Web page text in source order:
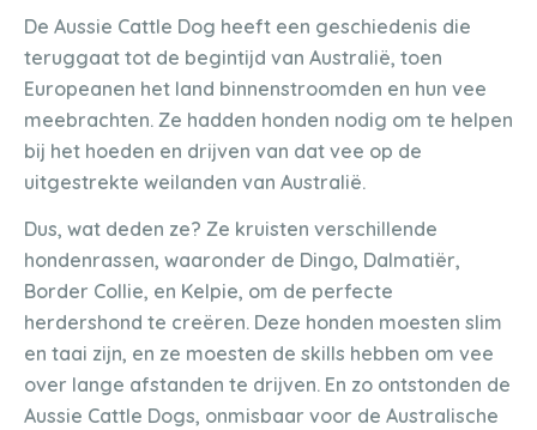
De Aussie Cattle Dog heeft een geschiedenis die
teruggaat tot de begintijd van Australië, toen
Europeanen het land binnenstroomden en hun vee
meebrachten. Ze hadden honden nodig om te helpen
bij het hoeden en drijven van dat vee op de
uitgestrekte weilanden van Australië.
Dus, wat deden ze? Ze kruisten verschillende
hondenrassen, waaronder de Dingo, Dalmatiër,
Border Collie, en Kelpie, om de perfecte
herdershond te creëren. Deze honden moesten slim
en taai zijn, en ze moesten de skills hebben om vee
over lange afstanden te drijven. En zo ontstonden de
Aussie Cattle Dogs, onmisbaar voor de Australische